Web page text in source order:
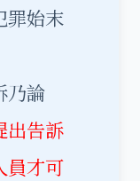
罪始末
乃論
出告訴
員才可